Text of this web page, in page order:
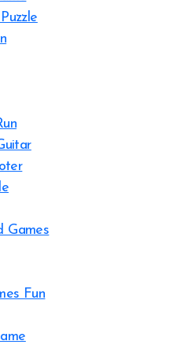
Games
Fun